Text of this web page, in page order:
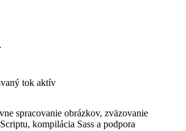
tok aktív
spracovanie obrázkov, zväzovanie
kompilácia Sass a podpora